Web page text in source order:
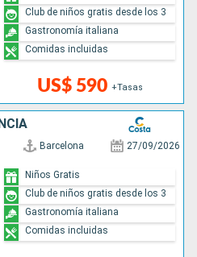
US$ 590 +Tasas
Club de niños gratis desde los 3
Gastronomía italiana
Comidas incluidas
Barcelona 27/09/2026
Niños Gratis
Club de niños gratis desde los 3
Gastronomía italiana
Comidas incluidas